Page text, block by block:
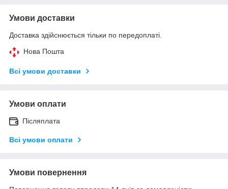
Умови доставки
Доставка здійснюється тільки по передоплаті.
Нова Пошта
Всі умови доставки
Умови оплати
Післяплата
Всі умови оплати
Умови повернення